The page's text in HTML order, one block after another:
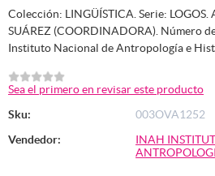
Colección: LINGÜÍSTICA. Serie: LOGOS.
SUÁREZ (COORDINADORA). Número
Instituto Nacional de Antropología e
Sea el primero en revisar este producto
Sku:
003OVA1252
Vendedor:
INAH